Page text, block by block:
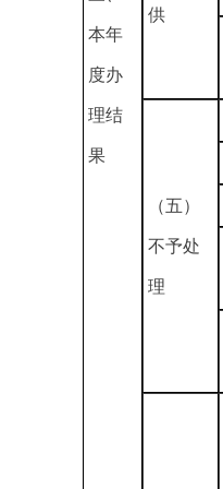
本年
度办
理结
果
供
（五）
不予处
理